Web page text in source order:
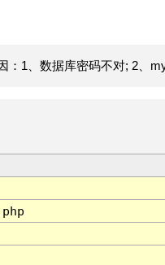
1、数据库密码不对; 2、